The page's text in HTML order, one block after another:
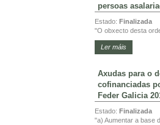
persoas
Estado: Finalizada
"O obxecto desta
Ler máis
Axudas para o
cofinanciadas
Feder Galicia
Estado: Finalizada
"a) Aumentar a base